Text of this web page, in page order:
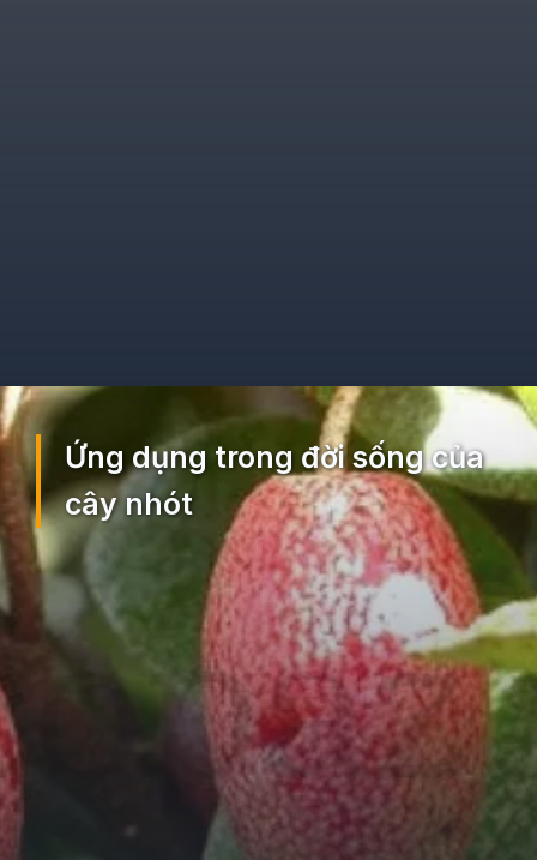
https://ocopaz.vn/nhot-391
Ứng dụng trong đời sống của
cây nhót